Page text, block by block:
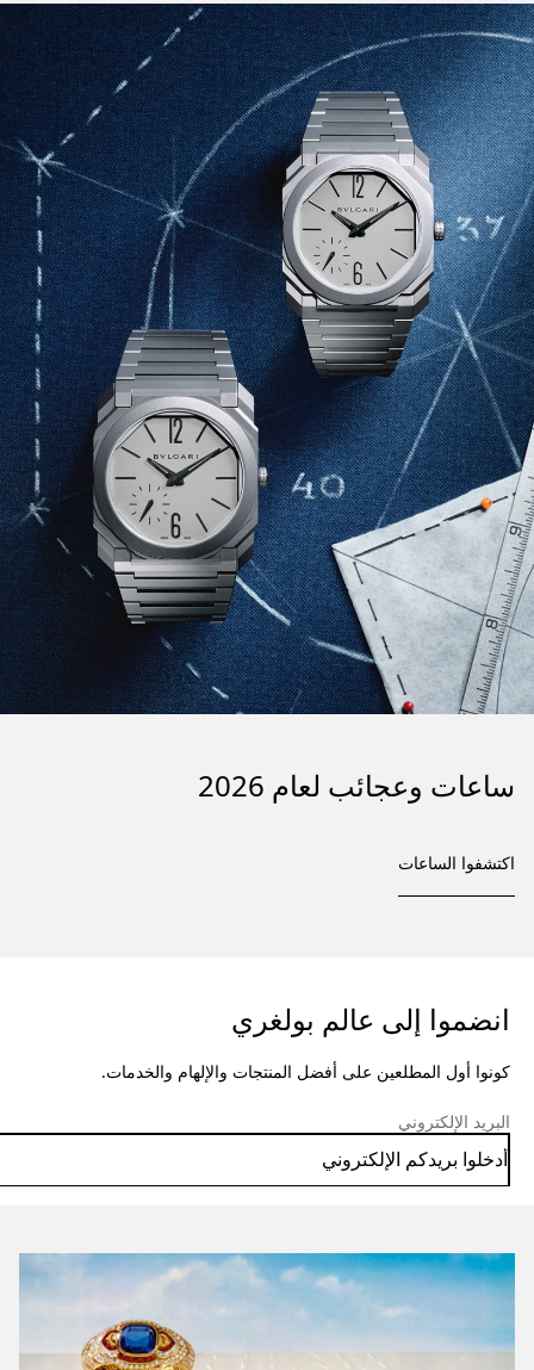
ساعات وعجائب لعام 2026
اكتشفوا الساعات
انضموا إلى عالم بولغري
كونوا أول المطلعين على أفضل المنتجات والإلهام والخدمات.
البريد الإلكتروني